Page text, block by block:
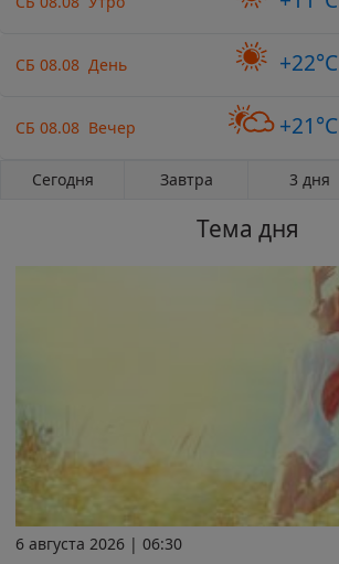
СБ 08.08 День +22°C
СБ 08.08 Вечер +21°C
Сегодня Завтра 3 дня
Тема дня
6 августа 2026 | 06:30